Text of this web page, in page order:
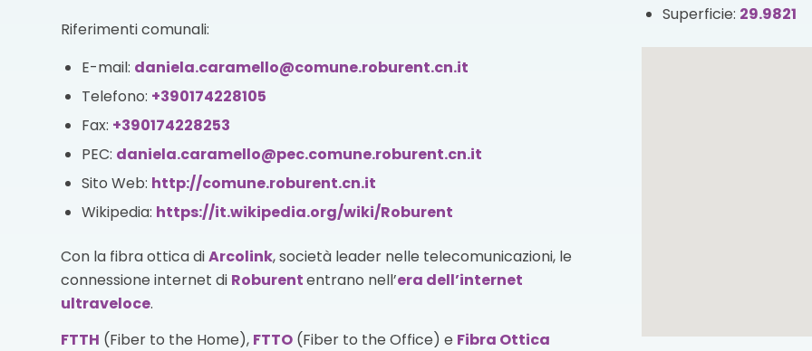
Riferimenti comunali:
E-mail: daniela.caramello@comune.roburent.cn.it
Telefono: +390174228105
Fax: +390174228253
PEC: daniela.caramello@pec.comune.roburent.cn.it
Sito Web: http://comune.roburent.cn.it
Wikipedia: https://it.wikipedia.org/wiki/Roburent
Con la fibra ottica diArcolink, società leader nelle telecomunicazioni, le
connessione internet di Roburententrano nell’era dell’internet
ultraveloce.
FTTH (Fiber to the Home), FTTO (Fiber to the Office) e Fibra Ottica
Superficie: 29.9821